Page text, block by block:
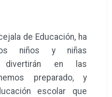
de Educación, ha
niños y niñas
divertirán en las
preparado, y
escolar que